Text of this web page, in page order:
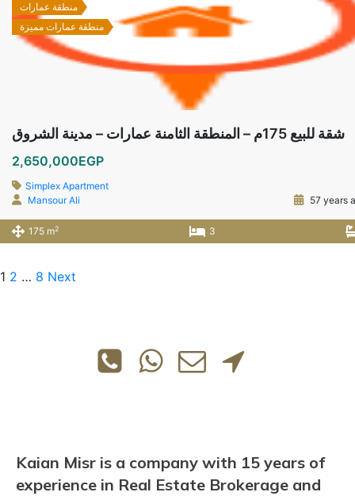
منطقة عمارات
منطقة عمارات مميزة
شقة للبيع 175م – المنطقة الثامنة عمارات – مدينة الشروق
2,650,000EGP
Simplex Apartment
Mansour Ali
57 years
175 m2 3
1 2 … 8 Next
Kaian Misr is a company with 15 years of
experience in Real Estate Brokerage and